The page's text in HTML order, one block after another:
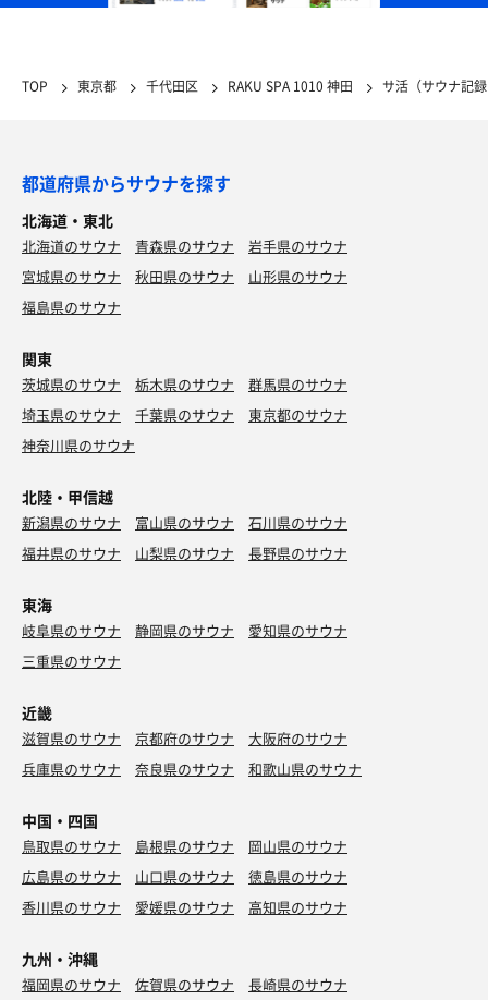
TOP 東京都 千代田区 RAKU SPA 1010 神田 サ活（サウナ記
都道府県からサウナを探す
北海道・東北
北海道のサウナ 青森県のサウナ
岩手県のサウナ
宮城県のサウナ
秋田県のサウナ
山形県のサウナ
福島県のサウナ
関東
茨城県のサウナ 栃木県のサウナ
群馬県のサウナ
埼玉県のサウナ
千葉県のサウナ
東京都のサウナ
神奈川県のサウナ
北陸・甲信越
新潟県のサウナ 富山県のサウナ
石川県のサウナ
福井県のサウナ
山梨県のサウナ 長野県のサウナ
東海
岐阜県のサウナ 静岡県のサウナ
愛知県のサウナ
三重県のサウナ
近畿
滋賀県のサウナ 京都府のサウナ
大阪府のサウナ
兵庫県のサウナ
奈良県のサウナ 和歌山県のサウナ
中国・四国
鳥取県のサウナ 島根県のサウナ
岡山県のサウナ
広島県のサウナ
山口県のサウナ
徳島県のサウナ
香川県のサウナ
愛媛県のサウナ 高知県のサウナ
九州・沖縄
福岡県のサウナ 佐賀県のサウナ
長崎県のサウナ